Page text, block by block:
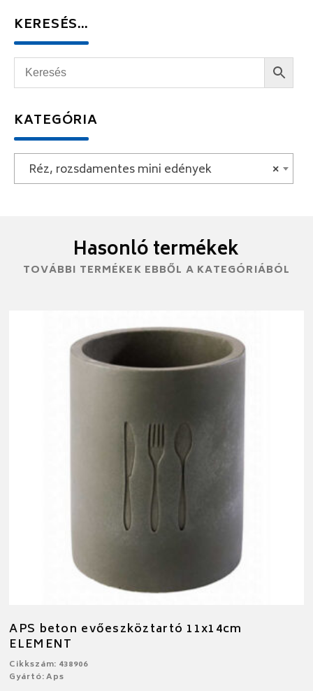
KERESÉS…
KATEGÓRIA
×
Réz, rozsdamentes mini edények
Hasonló termékek
TOVÁBBI TERMÉKEK EBBŐL A KATEGÓRIÁBÓL
APS beton evőeszköztartó 11x14cm
ELEMENT
Cikkszám: 438906
Gyártó: Aps